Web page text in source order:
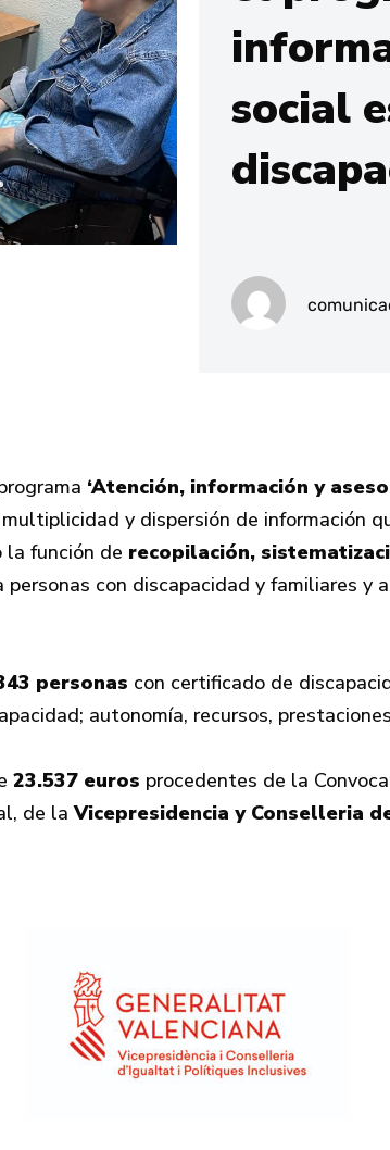
social
‘Atención, información y
y dispersión de información
la función de recopilación,
con discapacidad y familiares y
personas con certificado de
autonomía, recursos,
23.537 euros procedentes de la
de laVicepresidencia y Conselleria